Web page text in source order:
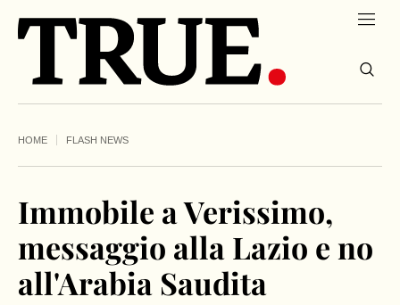
HOME FLASH NEWS
Immobile a Verissimo,
messaggio alla Lazio e no
all'Arabia Saudita